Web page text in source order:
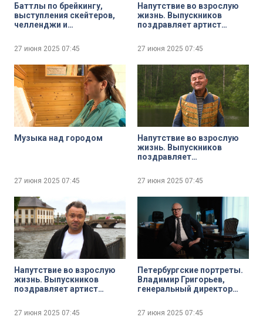
Баттлы по брейкингу,
выступления скейтеров,
челленджи и
спорта и искусств
27 июня 2025 07:45
Напутствие во взрослую
жизнь. Выпускников
поздравляет артист
27 июня 2025 07:45
Музыка над городом
27 июня 2025 07:45
Напутствие во взрослую
жизнь. Выпускников
поздравляет
27 июня 2025 07:45
Напутствие во взрослую
жизнь. Выпускников
поздравляет артист
Носков
27 июня 2025 07:45
Петербургские портреты.
Владимир Григорьев,
генеральный директор
истории Санкт-Петербурга
27 июня 2025 07:45